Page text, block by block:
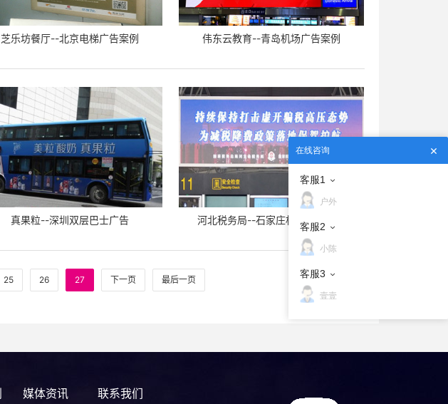
芝乐坊餐厅--北京电梯广告案例 伟东云教育--青岛机场广告案例
真果粒--深圳双层巴士广告 河北税务局--石家庄机场广告案例
25 26 27 下一页 最后一页
媒体资讯 联系我们
在线咨询
客服1
户外
客服2
小陈
客服3
壹壹